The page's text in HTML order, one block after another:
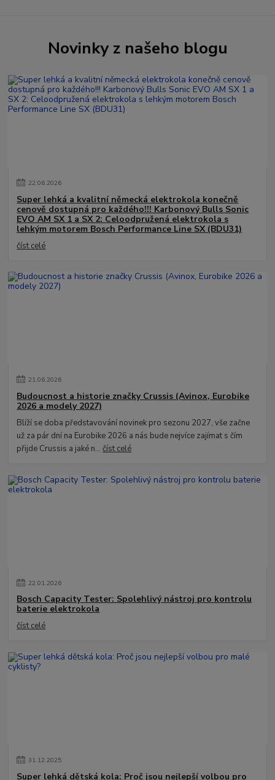
Novinky z našeho blogu
22.06.2026
Super lehká a kvalitní německá elektrokola konečně
cenově dostupná pro každého!!! Karbonový Bulls Sonic
EVO AM SX 1 a SX 2: Celoodpružená elektrokola s
lehkým motorem Bosch Performance Line SX (BDU31)
číst celé
21.06.2026
Budoucnost a historie značky Crussis (Avinox, Eurobike
2026 a modely 2027)
Blíží se doba představování novinek pro sezonu 2027, vše začne
už za pár dní na Eurobike 2026 a nás bude nejvíce zajímat s čím
přijde Crussis a jaké n...číst celé
22.01.2026
Bosch Capacity Tester: Spolehlivý nástroj pro kontrolu
baterie elektrokola
číst celé
31.12.2025
Super lehká dětská kola: Proč jsou nejlepší volbou pro